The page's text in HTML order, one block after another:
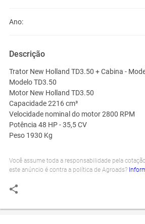
Ano:
Descrição
Trator New Holland TD3.50 + Cabina -
Modelo TD3.50
Motor New Holland TD3.50
Capacidade 2216 cm³
Velocidade nominal do motor 2800 RPM
Potência 48 HP - 35,5 CV
Peso 1930 Kg
Você assume toda a responsabilidade pela
este anúncio é contra a política de Agroads?